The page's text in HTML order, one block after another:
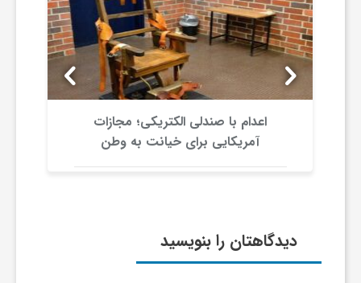
اعدام با صندلی الکتریکی؛ مجازات
آمریکایی برای خیانت به وطن
دیدگاهتان را بنویسید